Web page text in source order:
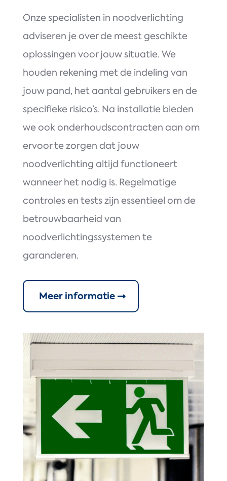
Onze specialisten in noodverlichting
adviseren je over de meest geschikte
oplossingen voor jouw situatie. We
houden rekening met de indeling van
jouw pand, het aantal gebruikers en de
specifieke risico’s. Na installatie bieden
we ook onderhoudscontracten aan om
ervoor te zorgen dat jouw
noodverlichting altijd functioneert
wanneer het nodig is. Regelmatige
controles en tests zijn essentieel om de
betrouwbaarheid van
noodverlichtingssystemen te
garanderen.
Meer informatie